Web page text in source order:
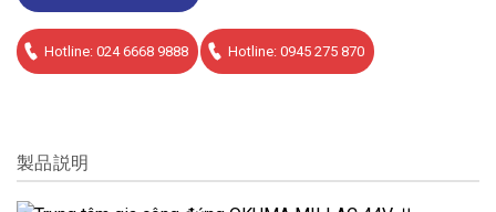
Hotline: 024 6668 9888 Hotline: 0945 275 870
製品説明